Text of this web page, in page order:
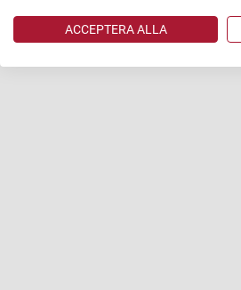
ACCEPTERA ALLA